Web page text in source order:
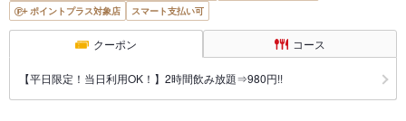
ポイントプラス対象店
スマート支払い可
クーポン コース
【平日限定！当日利用OK！】2時間飲み放題⇒980円!!